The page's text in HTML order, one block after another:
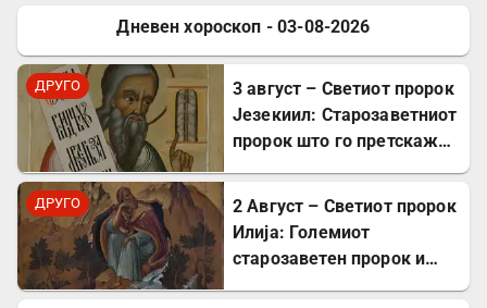
ДРУГО
Дневен хороскоп - 03-08-2026
ДРУГО
3 август – Светиот пророк
Језекиил: Старозаветниот
пророк што го претскажа
ДРУГО
2 Август – Светиот пророк
Илија: Големиот
старозаветен пророк и